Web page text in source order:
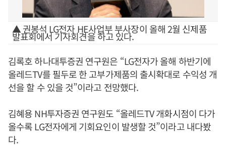
▲ 권봉석 LG전자 HE사업부 부사장이 올해 2월 신제품
발표회에서 기자회견을 하고 있다.
김록호 하나대투증권 연구원은 “LG전자가 올해 하반기에
올레드TV를 필두로 한 고부가제품의 출시확대로 수익성 개
선을 할 수 있을 것”이라고 전망했다.
김혜용 NH투자증권 연구원도 “올레드TV 개화시점이 다가
올수록 LG전자에게 기회요인이 발생할 것”이라고 내다봤
다.